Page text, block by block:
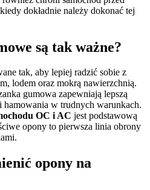
dokładnie należy dokonać tej
są tak ważne?
tak, aby lepiej radzić sobie z
lodem oraz mokrą nawierzchnią.
gumowa zapewniają lepszą
hamowania w trudnych warunkach.
OC i AC jest podstawową
opony to pierwsza linia obrony
opony na